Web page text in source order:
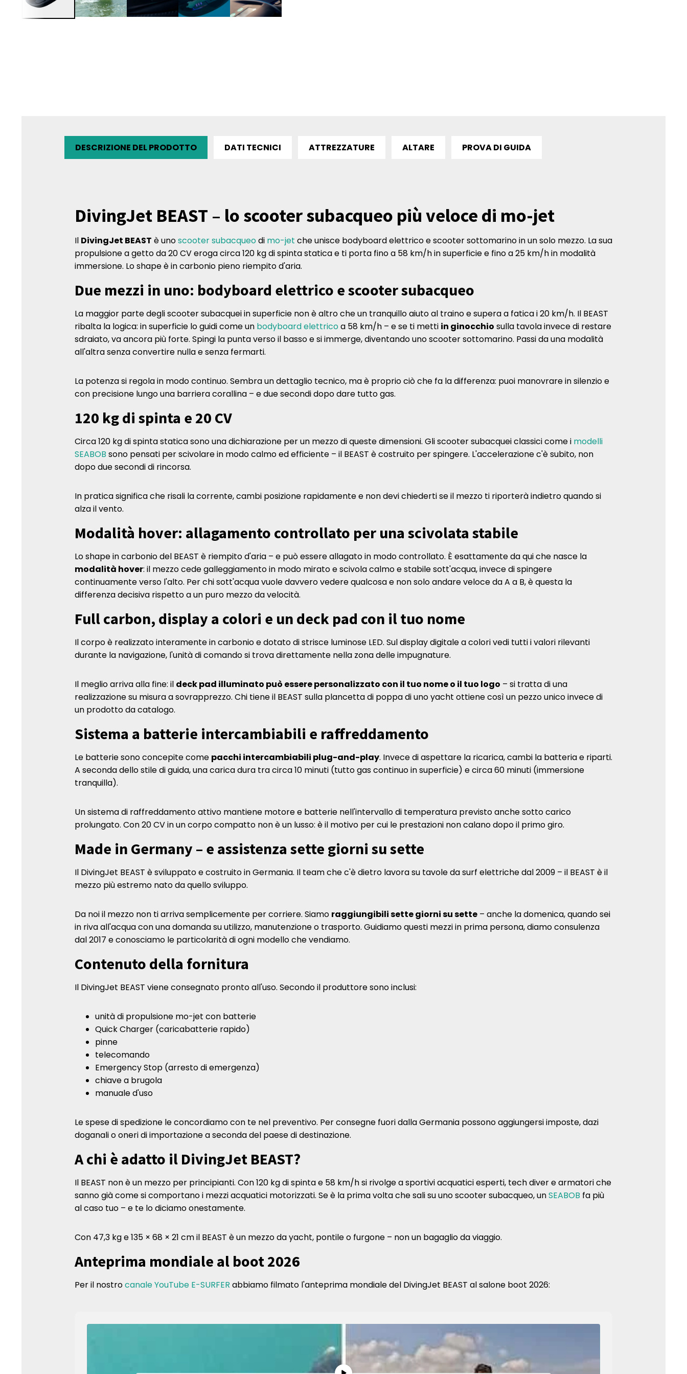
DESCRIZIONE DEL PRODOTTO DATI TECNICI ATTREZZATURE ALTARE PROVA DI GUIDA
DivingJet BEAST – lo scooter subacqueo più veloce di mo-jet
Il DivingJet BEAST è unoscooter subacqueodi mo-jet che unisce bodyboard elettrico e scooter sottomarino in un solo mezzo. La sua
propulsione a getto da 20 CV eroga circa 120 kg di spinta statica e ti porta fino a 58 km/h in superficie e fino a 25 km/h in modalità
immersione. Lo shape è in carbonio pieno riempito d'aria.
Due mezzi in uno: bodyboard elettrico e scooter subacqueo
La maggior parte degli scooter subacquei in superficie non è altro che un tranquillo aiuto al traino e supera a fatica i 20 km/h. Il BEAST
ribalta la logica: in superficie lo guidi come un bodyboard elettricoa 58 km/h – e se ti metti in ginocchio sulla tavola invece di restare
sdraiato, va ancora più forte. Spingi la punta verso il basso e si immerge, diventando uno scooter sottomarino. Passi da una modalità
all'altra senza convertire nulla e senza fermarti.
La potenza si regola in modo continuo. Sembra un dettaglio tecnico, ma è proprio ciò che fa la differenza: puoi manovrare in silenzio e
con precisione lungo una barriera corallina – e due secondi dopo dare tutto gas.
120 kg di spinta e 20 CV
Circa 120 kg di spinta statica sono una dichiarazione per un mezzo di queste dimensioni. Gli scooter subacquei classici come i modelli
SEABOB sono pensati per scivolare in modo calmo ed efficiente – il BEAST è costruito per spingere. L'accelerazione c'è subito, non
dopo due secondi di rincorsa.
In pratica significa che risali la corrente, cambi posizione rapidamente e non devi chiederti se il mezzo ti riporterà indietro quando si
alza il vento.
Modalità hover: allagamento controllato per una scivolata stabile
Lo shape in carbonio del BEAST è riempito d'aria – e può essere allagato in modo controllato. È esattamente da qui che nasce la
modalità hover: il mezzo cede galleggiamento in modo mirato e scivola calmo e stabile sott'acqua, invece di spingere
continuamente verso l'alto. Per chi sott'acqua vuole davvero vedere qualcosa e non solo andare veloce da A a B, è questa la
differenza decisiva rispetto a un puro mezzo da velocità.
Full carbon, display a colori e un deck pad con il tuo nome
Il corpo è realizzato interamente in carbonio e dotato di strisce luminose LED. Sul display digitale a colori vedi tutti i valori rilevanti
durante la navigazione, l'unità di comando si trova direttamente nella zona delle impugnature.
Il meglio arriva alla fine: il deck pad illuminato può essere personalizzato con il tuo nome o il tuo logo – si tratta di una
realizzazione su misura a sovrapprezzo. Chi tiene il BEAST sulla plancetta di poppa di uno yacht ottiene così un pezzo unico invece di
un prodotto da catalogo.
Sistema a batterie intercambiabili e raffreddamento
Le batterie sono concepite come pacchi intercambiabili plug-and-play. Invece di aspettare la ricarica, cambi la batteria e riparti.
A seconda dello stile di guida, una carica dura tra circa 10 minuti (tutto gas continuo in superficie) e circa 60 minuti (immersione
tranquilla).
Un sistema di raffreddamento attivo mantiene motore e batterie nell'intervallo di temperatura previsto anche sotto carico
prolungato. Con 20 CV in un corpo compatto non è un lusso: è il motivo per cui le prestazioni non calano dopo il primo giro.
Made in Germany – e assistenza sette giorni su sette
Il DivingJet BEAST è sviluppato e costruito in Germania. Il team che c'è dietro lavora su tavole da surf elettriche dal 2009 – il BEAST è il
mezzo più estremo nato da quello sviluppo.
Da noi il mezzo non ti arriva semplicemente per corriere. Siamo raggiungibili sette giorni su sette – anche la domenica, quando sei
in riva all'acqua con una domanda su utilizzo, manutenzione o trasporto. Guidiamo questi mezzi in prima persona, diamo consulenza
dal 2017 e conosciamo le particolarità di ogni modello che vendiamo.
Contenuto della fornitura
Il DivingJet BEAST viene consegnato pronto all'uso. Secondo il produttore sono inclusi:
unità di propulsione mo-jet con batterie
Quick Charger (caricabatterie rapido)
pinne
telecomando
Emergency Stop (arresto di emergenza)
chiave a brugola
manuale d'uso
Le spese di spedizione le concordiamo con te nel preventivo. Per consegne fuori dalla Germania possono aggiungersi imposte, dazi
doganali o oneri di importazione a seconda del paese di destinazione.
A chi è adatto il DivingJet BEAST?
Il BEAST non è un mezzo per principianti. Con 120 kg di spinta e 58 km/h si rivolge a sportivi acquatici esperti, tech diver e armatori che
sanno già come si comportano i mezzi acquatici motorizzati. Se è la prima volta che sali su uno scooter subacqueo, unSEABOB fa più
al caso tuo – e te lo diciamo onestamente.
Con 47,3 kg e 135 × 68 × 21 cm il BEAST è un mezzo da yacht, pontile o furgone – non un bagaglio da viaggio.
Anteprima mondiale al boot 2026
Per il nostrocanale YouTube E-SURFER abbiamo filmato l'anteprima mondiale del DivingJet BEAST al salone boot 2026: